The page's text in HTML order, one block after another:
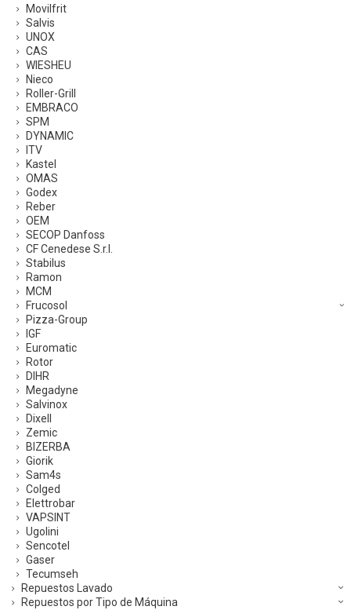
Movilfrit
Salvis
UNOX
CAS
WIESHEU
Nieco
Roller-Grill
EMBRACO
SPM
DYNAMIC
ITV
Kastel
OMAS
Godex
Reber
OEM
SECOP Danfoss
CF Cenedese S.r.l.
Stabilus
Ramon
MCM
Frucosol
Pizza-Group
IGF
Euromatic
Rotor
DIHR
Megadyne
Salvinox
Dixell
Zemic
BIZERBA
Giorik
Sam4s
Colged
Elettrobar
VAPSINT
Ugolini
Sencotel
Gaser
Tecumseh
Repuestos Lavado
Repuestos por Tipo de Máquina